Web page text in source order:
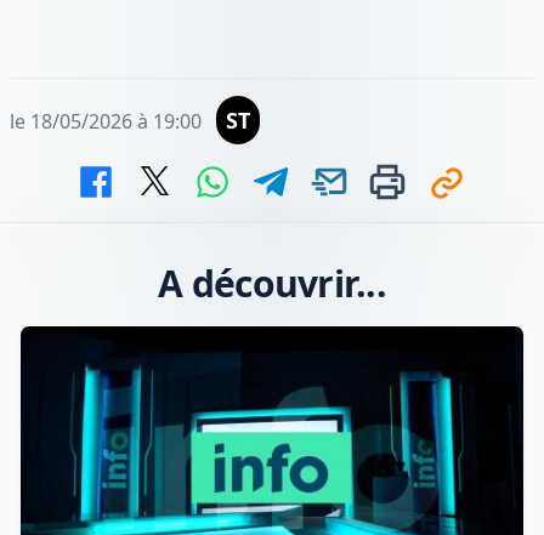
le 18/05/2026 à 19:00 ST
A découvrir...